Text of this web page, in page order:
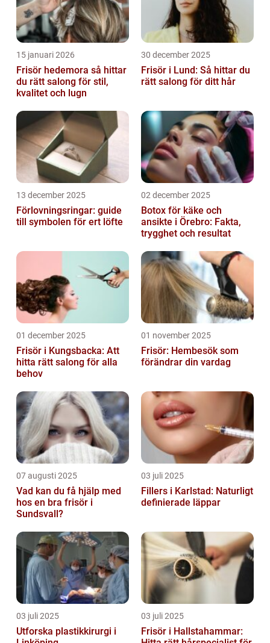
15 januari 2026
Frisör hedemora så hittar
du rätt salong för stil,
kvalitet och lugn
30 december 2025
Frisör i Lund: Så hittar du
rätt salong för ditt hår
13 december 2025
Förlovningsringar: guide
till symbolen för ert löfte
02 december 2025
Botox för käke och
ansikte i Örebro: Fakta,
trygghet och resultat
01 december 2025
Frisör i Kungsbacka: Att
hitta rätt salong för alla
behov
01 november 2025
Frisör: Hembesök som
förändrar din vardag
07 augusti 2025
Vad kan du få hjälp med
hos en bra frisör i
Sundsvall?
03 juli 2025
Fillers i Karlstad: Naturligt
definierade läppar
03 juli 2025
Utforska plastikkirurgi i
03 juli 2025
Frisör i Hallstahammar: